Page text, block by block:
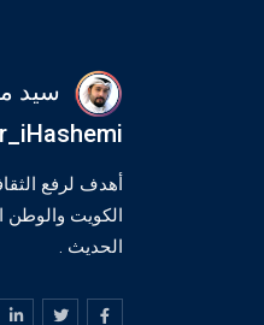
سيد
أهدف لرفع
الكويت والوطن
الحديث .